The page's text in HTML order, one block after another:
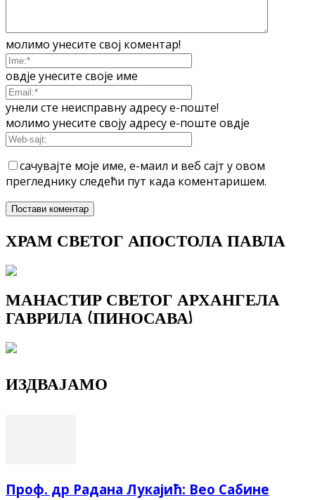
молимо унесите свој коментар!
овдје унесите своје име
унели сте неисправну адресу е-поште!
молимо унесите своју адресу е-поште овдје
сачувајте моје име, е-маил и веб сајт у овом
прегледнику следећи пут када коментаришем.
ХРАМ СВЕТОГ АПОСТОЛА ПАВЛА
МАНАСТИР СВЕТОГ АРХАНГЕЛА
ГАВРИЛА (ПИНОСАВА)
ИЗДВАЈАМО
Проф. др Радана Лукајић: Вео Сабине